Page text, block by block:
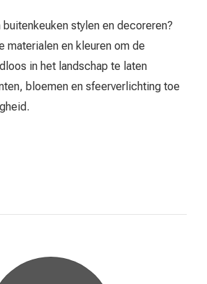
stylen en decoreren?
materialen en kleuren om de
in het landschap te laten
bloemen en sfeerverlichting toe